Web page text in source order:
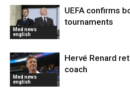
Med news
english
UEFA confirms
tournaments
Med news
english
Hervé Renard
coach